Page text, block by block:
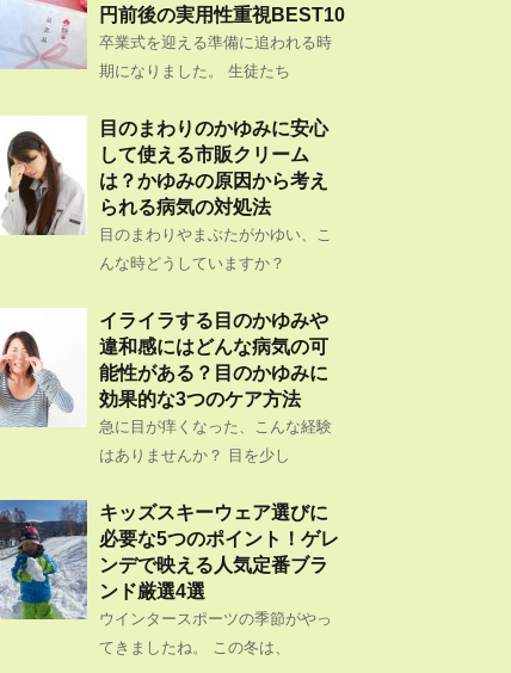
円前後の実用性重視BEST10
卒業式を迎える準備に追われる時
期になりました。 生徒たち
目のまわりのかゆみに安心
して使える市販クリーム
は？かゆみの原因から考え
られる病気の対処法
目のまわりやまぶたがかゆい、こ
んな時どうしていますか？
イライラする目のかゆみや
違和感にはどんな病気の可
能性がある？目のかゆみに
効果的な3つのケア方法
急に目が痒くなった、こんな経験
はありませんか？ 目を少し
キッズスキーウェア選びに
必要な5つのポイント！ゲレ
ンデで映える人気定番ブラ
ンド厳選4選
ウインタースポーツの季節がやっ
てきましたね。 この冬は、